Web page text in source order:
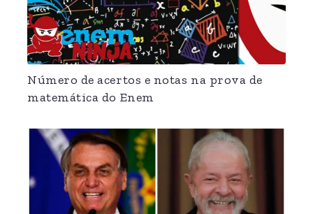
Número de acertos e notas na prova de
matemática do Enem